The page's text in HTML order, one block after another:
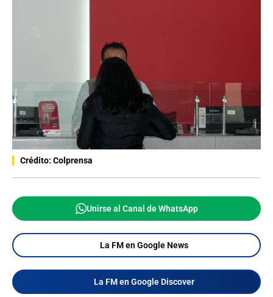
Crédito: Colprensa
Unirse al Canal de WhatsApp
La FM en Google News
La FM en Google Discover